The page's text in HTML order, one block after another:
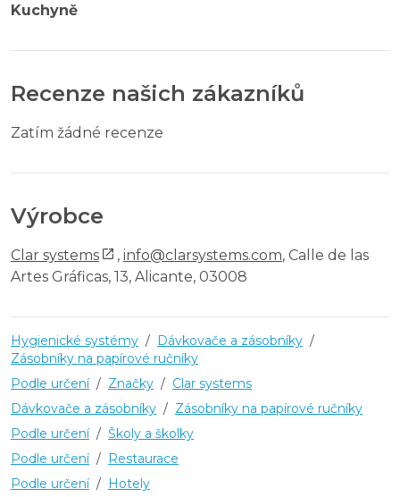
Kuchyně
Recenze našich zákazníků
Zatím žádné recenze
Výrobce
Clar systems , info@clarsystems.com, Calle de las
Artes Gráficas, 13, Alicante, 03008
Hygienické systémy / Dávkovače a zásobníky /
Zásobníky na papírové ručníky
Podle určení / Značky / Clar systems
Dávkovače a zásobníky / Zásobníky na papírové ručníky
Podle určení / Školy a školky
Podle určení / Restaurace
Podle určení / Hotely